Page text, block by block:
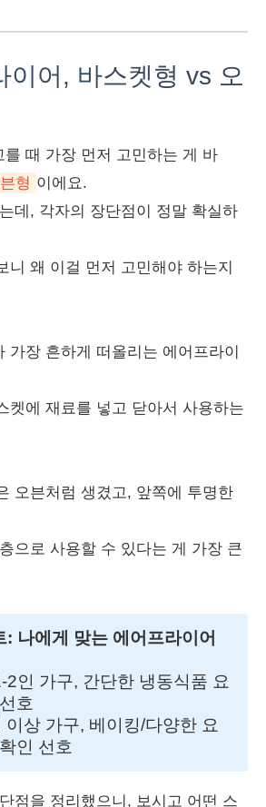
이어, 바스켓형 vs 오
를 때 가장 먼저 고민하는 게 바
형 이에요.
데, 각자의 장단점이 정말 확실하
니 왜 이걸 먼저 고민해야 하는지
가장 흔하게 떠올리는 에어프라이
켓에 재료를 넣고 닫아서 사용하는
오븐처럼 생겼고, 앞쪽에 투명한
으로 사용할 수 있다는 게 가장 큰
: 나에게 맞는 에어프라이어
2인 가구, 간단한 냉동식품 요
호
이상 가구, 베이킹/다양한 요
인 선호
점을 정리했으니, 보시고 어떤 스